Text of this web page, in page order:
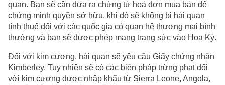
quan. Bạn sẽ cần đưa ra chứng từ hoá đơn mua bán để
chứng minh quyền sở hữu, khi đó sẽ không bị hải quan
tính thuế đối với các quốc gia có quan hệ thương mại bình
thường và bạn sẽ được phép mang trang sức vào Hoa Kỳ.
Đối với kim cương, hải quan sẽ yêu cầu Giấy chứng nhận
Kimberley. Tuy nhiên sẽ có các biện pháp trừng phạt đối
với kim cương được nhập khẩu từ Sierra Leone, Angola,